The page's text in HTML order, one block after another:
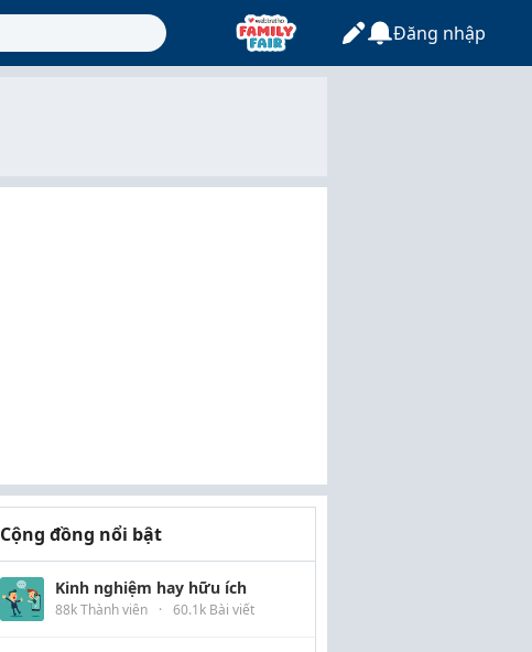
Đăng nhập
Cộng đồng nổi bật
Kinh nghiệm hay hữu ích
88k Thành viên · 60.1k Bài viết